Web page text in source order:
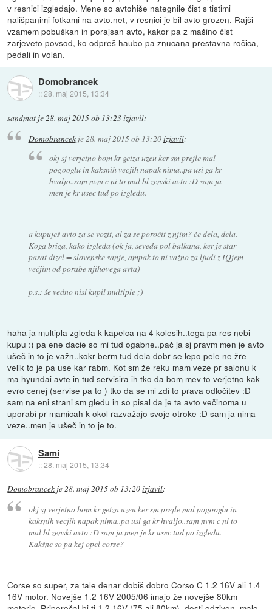
v resnici izgledajo. Mene so avtohiše nategnile čist s tistimi
nališpanimi fotkami na avto.net, v resnici je bil avto grozen. Rajši
vzamem pobuškan in porajsan avto, kakor pa z mašino čist
zarjeveto povsod, ko odpreš haubo pa znucana prestavna ročica,
pedali in volan.
Domobrancek
::28. maj 2015, 13:34
sandmat je28. maj 2015 ob 13:23izjavil:
Domobrancekje 28. maj 2015 ob 13:20izjavil:
okj sj verjetno bom kr getza uzeu ker sm prejle mal
pogooglu in kaksnih vecjih napak nima..pa usi ga kr
hvaljo..sam nvm c ni to mal bl zenski avto :D sam ja
men je kr usec tud po izgledu.
a kupuješ avto za se vozit, al za se poročit z njim? če dela, dela.
Koga briga, kako izgleda (ok ja, seveda pol balkana, ker je star
pasat dizel = slovenske sanje, ampak to ni važno za ljudi z IQjem
večjim od porabe njihovega avta)
p.s.: še vedno nisi kupil multiple ;)
haha ja multipla zgleda k kapelca na 4 kolesih..tega pa res nebi
kupu :) pa ene dacie so mi tud ogabne..pač ja sj pravm men je avto
ušeč in to je važn..kokr berm tud dela dobr se lepo pele ne žre
velik to je pa use kar rabm. Kot sm že reku mam veze pr salonu k
ma hyundai avte in tud servisira ih tko da bom mev to verjetno kak
evro cenej (servise pa to ) tko da se mi zdi to prava odločitev :D
sam na eni strani sm gledu in so pisal da je ta avto večinoma u
uporabi pr mamicah k okol razvažajo svoje otroke :D sam ja nima
veze..men je ušeč in to je to.
Sami
::28. maj 2015, 13:34
Domobrancek je28. maj 2015 ob 13:20izjavil:
okj sj verjetno bom kr getza uzeu ker sm prejle mal pogooglu in
kaksnih vecjih napak nima..pa usi ga kr hvaljo..sam nvm c ni to
mal bl zenski avto :D sam ja men je kr usec tud po izgledu.
Kakšne so pa kej opel corse?
Corse so super, za tale denar dobiš dobro Corso C 1.2 16V ali 1.4
16V motor. Novejše 1.2 16V 2005/06 imajo že novejše 80km